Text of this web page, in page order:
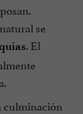
se
. El
culminación